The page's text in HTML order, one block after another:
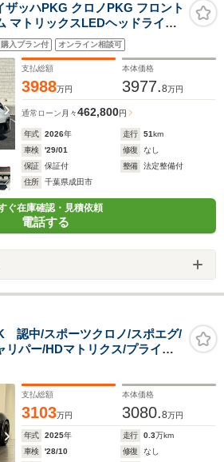
ッハPKG クロノPKG フロント
マトリックスLEDヘッドライト
購入プラン付 オンライン相談可
支払総額
3988万円
本体価格
3977.8万円
通常ローン 月々462,800円
年式 2026年 走行 51km
車検
'29/01 修復
なし
保証
保証付 整備
法定整備付
住所
千葉県成田市
ぐ在庫確認・見積依頼
電話する
認中/スポーツクロノ/スポエグ/
リパー/HDマトリクス/プライバ
ト/ナイトビジョン/BOSEサウン
支払総額
3103万円
本体価格
3080.8万円
年式 2025年 走行 0.3万km
車検
'28/10 修復
なし